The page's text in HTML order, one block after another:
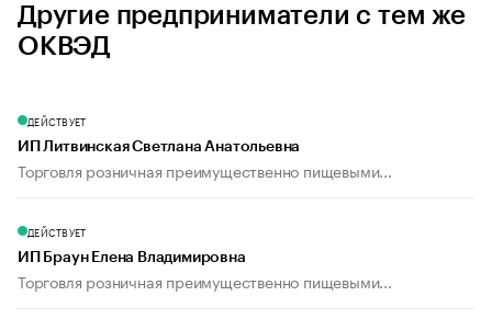
Другие предприниматели с тем же
ОКВЭД
ДЕЙСТВУЕТ
ИП Литвинская Светлана Анатольевна
Торговля розничная преимущественно пищевыми...
ДЕЙСТВУЕТ
ИП Браун Елена Владимировна
Торговля розничная преимущественно пищевыми...